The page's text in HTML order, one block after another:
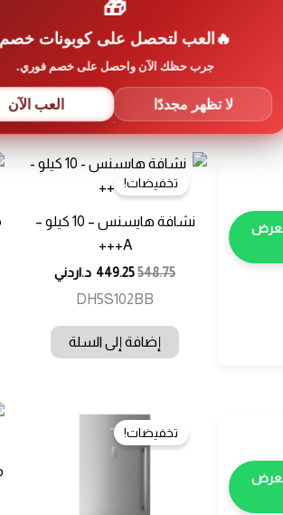
RT418N4ASU
قراءة المزيد
للاستفسار عن العرض
تخفيضات!
نشافة هايسنس – 10 كيلو –
A+++
548.75
449.25 د.اردني
DH5S102BB
إضافة إلى السلة
للاستفسار عن العرض
تخفيضات!
العب لتحصل على كوبونات خصم
جرب حظك الآن واحصل على خصم فوري.
لا تظهر مجددًا العب الآن